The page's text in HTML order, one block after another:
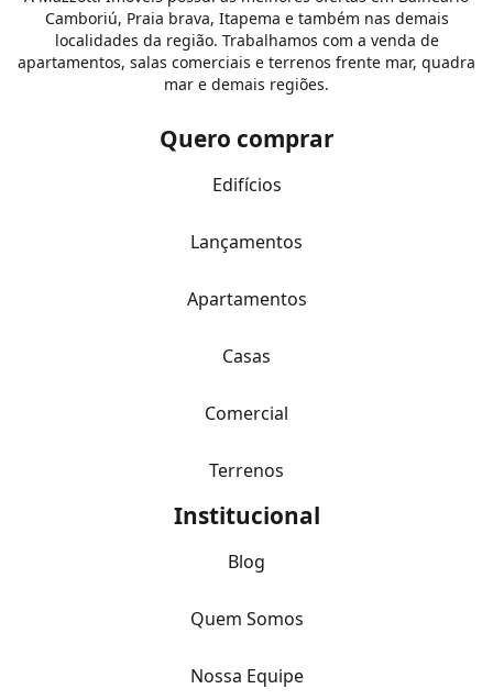
Camboriú, Praia brava, Itapema e também nas demais
localidades da região. Trabalhamos com a venda de
apartamentos, salas comerciais e terrenos frente mar, quadra
mar e demais regiões.
Quero comprar
Edifícios
Lançamentos
Apartamentos
Casas
Comercial
Terrenos
Institucional
Blog
Quem Somos
Nossa Equipe